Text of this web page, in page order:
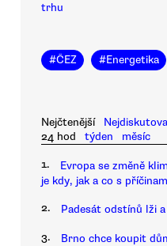
trhu
#ČEZ #Energetika
Nejčtenější
24 hod
týden měsíc
1.
Evropa se změně
je kdy, jak a co s
2. Padesát odstínů lži
3. Brno chce koupit